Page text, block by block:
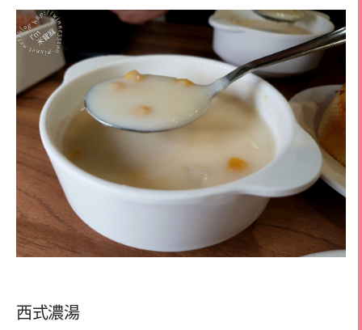
西式濃湯